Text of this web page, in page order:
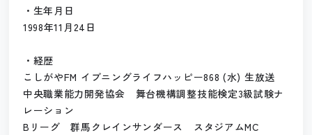
・生年月日
1998年11月24日
・経歴
こしがやFM イブニングライフハッピー868 (水) 生放送
中央職業能力開発協会 舞台機構調整技能検定3級試験ナ
レーション
Bリーグ 群馬クレインサンダース スタジアムMC